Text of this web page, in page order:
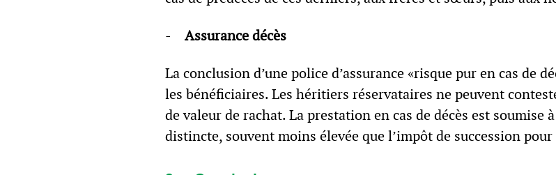
-Assurance décès
La conclusion d’une police d’assurance «risque pur en cas de
les bénéficiaires. Les héritiers réservataires ne peuvent
de valeur de rachat. La prestation en cas de décès est
distincte, souvent moins élevée que l’impôt de succession